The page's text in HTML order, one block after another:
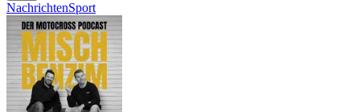
NachrichtenSport